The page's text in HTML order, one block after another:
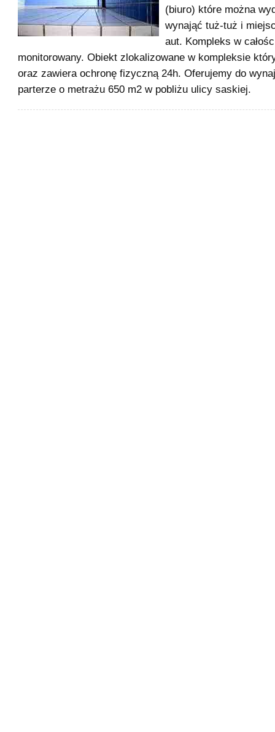
(biuro) które można
wynająć tuż-tuż i
aut. Kompleks w
monitorowany. Obiekt zlokalizowane w kompleksie
oraz zawiera ochronę fizyczną 24h. Oferujemy do
parterze o metrażu 650 m2 w pobliżu ulicy saskiej.